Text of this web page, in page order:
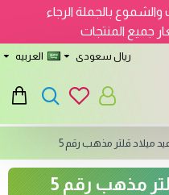
والشموع بالجملة الرجاء
جميع المنتجات
ريال سعودى العربيه
ميلاد قلتر مذهب رقم 5
مذهب رقم 5